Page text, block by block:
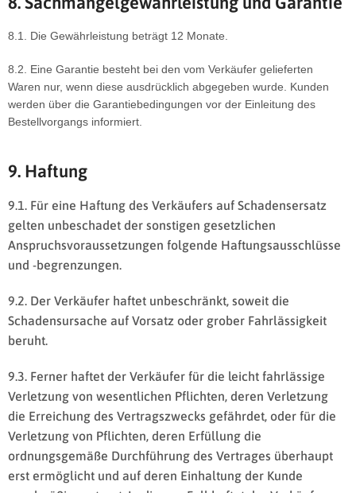
8.1. Die Gewährleistung beträgt 12 Monate.
8.2. Eine Garantie besteht bei den vom Verkäufer gelieferten
Waren nur, wenn diese ausdrücklich abgegeben wurde. Kunden
werden über die Garantiebedingungen vor der Einleitung des
Bestellvorgangs informiert.
9. Haftung
9.1. Für eine Haftung des Verkäufers auf Schadensersatz
gelten unbeschadet der sonstigen gesetzlichen
Anspruchsvoraussetzungen folgende Haftungsausschlüsse
und -begrenzungen.
9.2. Der Verkäufer haftet unbeschränkt, soweit die
Schadensursache auf Vorsatz oder grober Fahrlässigkeit
beruht.
9.3. Ferner haftet der Verkäufer für die leicht fahrlässige
Verletzung von wesentlichen Pflichten, deren Verletzung
die Erreichung des Vertragszwecks gefährdet, oder für die
Verletzung von Pflichten, deren Erfüllung die
ordnungsgemäße Durchführung des Vertrages überhaupt
erst ermöglicht und auf deren Einhaltung der Kunde